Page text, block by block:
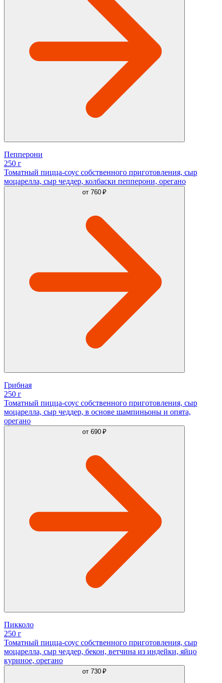
Пепперони
250 г
Томатный пицца-соус собственного приготовления, сыр
моцарелла, сыр чеддер, колбаски пепперони, орегано
от 760 ₽
Грибная
250 г
Томатный пицца-соус собственного приготовления, сыр
моцарелла, сыр чеддер, в основе шампиньоны и опята,
орегано
от 690 ₽
Пикколо
250 г
Томатный пицца-соус собственного приготовления, сыр
моцарелла, сыр чеддер, бекон, ветчина из индейки, яйцо
куриное, орегано
от 730 ₽